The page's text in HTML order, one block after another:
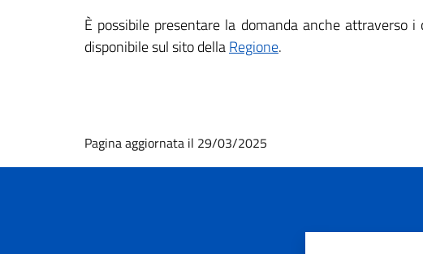
È possibile presentare la domanda anche attraverso
disponibile sul sito dellaRegione.
Pagina aggiornata il 29/03/2025